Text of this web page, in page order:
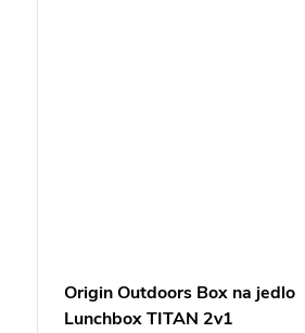
Origin Outdoors Box na jedlo
Lunchbox TITAN 2v1